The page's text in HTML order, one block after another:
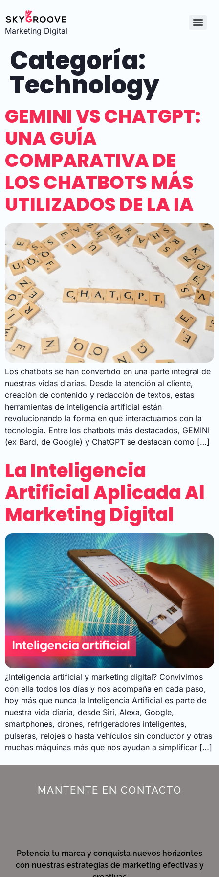
Marketing Digital
Categoría:
Technology
GEMINI VS CHATGPT:
UNA GUÍA
COMPARATIVA DE
LOS CHATBOTS MÁS
UTILIZADOS DE LA IA
Los chatbots se han convertido en una parte integral de
nuestras vidas diarias. Desde la atención al cliente,
creación de contenido y redacción de textos, estas
herramientas de inteligencia artificial están
revolucionando la forma en que interactuamos con la
tecnología. Entre los chatbots más destacados, GEMINI
(ex Bard, de Google) y ChatGPT se destacan como […]
La Inteligencia
Artificial Aplicada Al
Marketing Digital
¿Inteligencia artificial y marketing digital? Convivimos
con ella todos los días y nos acompaña en cada paso,
hoy más que nunca la Inteligencia Artificial es parte de
nuestra vida diaria, desde Siri, Alexa, Google,
smartphones, drones, refrigeradores inteligentes,
pulseras, relojes o hasta vehículos sin conductor y otras
muchas máquinas más que nos ayudan a simplificar […]
MANTENTE EN CONTACTO
Potencia tu marca y conquista nuevos horizontes
con nuestras estrategias de marketing efectivas y